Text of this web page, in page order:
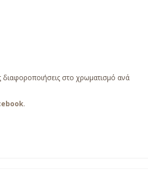
στο χρωματισμό ανά
.